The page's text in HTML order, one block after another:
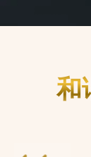
和